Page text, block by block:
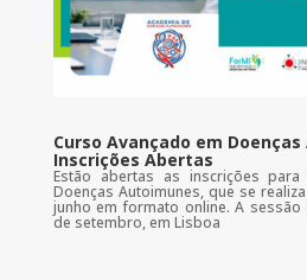
Curso Avançado em
Inscrições Abertas
Estão abertas as inscrições
Doenças Autoimunes, que se
junho em formato online. A
de setembro, em Lisboa